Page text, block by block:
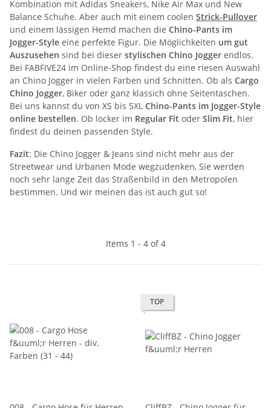
Kombination mit Adidas Sneakers, Nike Air Max und New
Balance Schuhe. Aber auch mit einem coolen Strick-Pullover
und einem lässigen Hemd machen die Chino-Pants im
Jogger-Style eine perfekte Figur. Die Möglichkeiten um gut
Auszusehen sind bei dieser stylischen Chino Jogger endlos.
Bei FABFIVE24 im Online-Shop findest du eine riesen Auswahl
an Chino Jogger in vielen Farben und Schnitten. Ob als Cargo
Chino Jogger, Biker oder ganz klassich ohne Seitentaschen.
Bei uns kannst du von XS bis 5XL Chino-Pants im Jogger-Style
online bestellen. Ob locker im Regular Fit oder Slim Fit, hier
findest du deinen passenden Style.
Fazit: Die Chino Jogger & Jeans sind nicht mehr aus der
Streetwear und Urbanen Mode wegzudenken, Sie werden
noch sehr lange Zeit das Straßenbild in den Metropolen
bestimmen. Und wir meinen das ist auch gut so!
Items 1 - 4 of 4
TOP